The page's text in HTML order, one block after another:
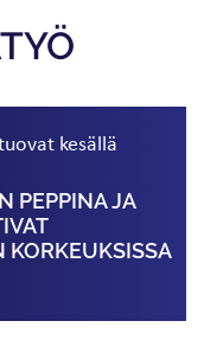
kesällä
PEPPINA JA
KORKEUKSISSA